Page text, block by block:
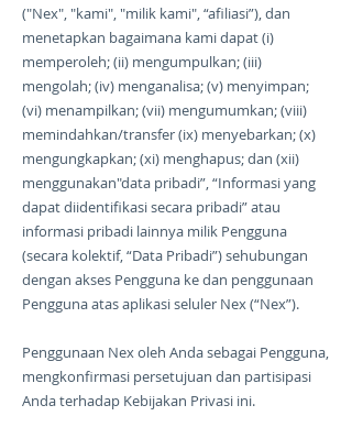
("Nex", "kami", "milik kami", “afiliasi”), dan
menetapkan bagaimana kami dapat (i)
memperoleh; (ii) mengumpulkan; (iii)
mengolah; (iv) menganalisa; (v) menyimpan;
(vi) menampilkan; (vii) mengumumkan; (viii)
memindahkan/transfer (ix) menyebarkan; (x)
mengungkapkan; (xi) menghapus; dan (xii)
menggunakan"data pribadi”, “Informasi yang
dapat diidentifikasi secara pribadi” atau
informasi pribadi lainnya milik Pengguna
(secara kolektif, “Data Pribadi”) sehubungan
dengan akses Pengguna ke dan penggunaan
Pengguna atas aplikasi seluler Nex (“Nex”).
Penggunaan Nex oleh Anda sebagai Pengguna,
mengkonfirmasi persetujuan dan partisipasi
Anda terhadap Kebijakan Privasi ini.